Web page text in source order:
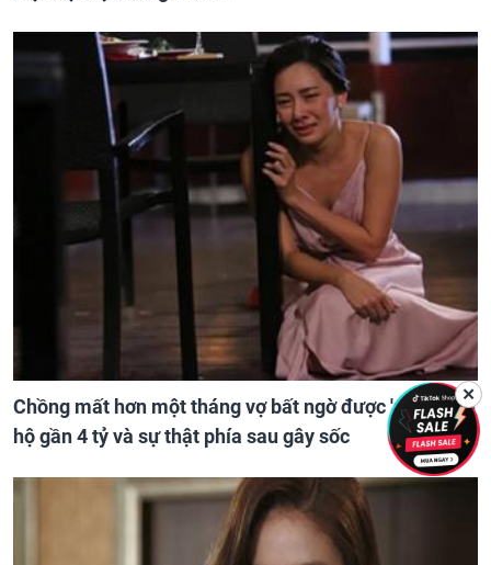
Chồng mất hơn một tháng vợ bất ngờ được 'nhận' căn
hộ gần 4 tỷ và sự thật phía sau gây sốc
✕